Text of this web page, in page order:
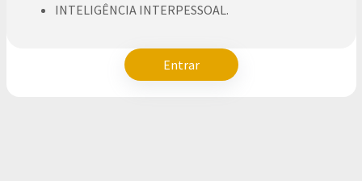
INTELIGÊNCIA INTERPESSOAL.
Entrar